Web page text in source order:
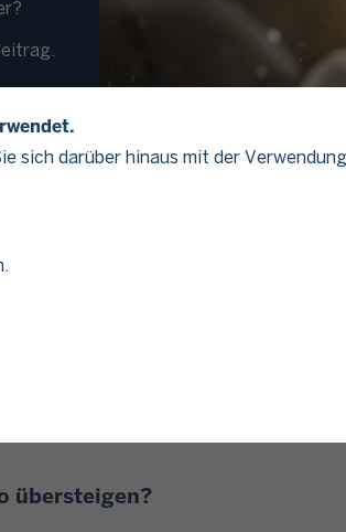
sich darüber hinaus mit der
für die Beerdigung, das Grabdenkmal
Erwerb abgezogen. Dafür sind keine
übersteigen?